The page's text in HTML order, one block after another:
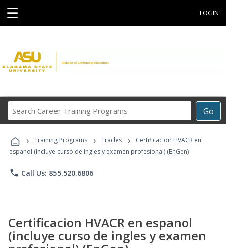
☰ LOGIN
Go
Career
Programs
› Training Programs › Trades ›
Certificacion HVACR en
espanol (incluye curso de ingles y examen profesional) (EnGen)
phone Call Us: 855.520.6806
Certificacion HVACR en espanol
(incluye curso de ingles y examen